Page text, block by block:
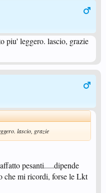
piu' leggero. lascio, grazie
lascio, grazie
pesanti.....dipende
che mi ricordi, forse le Lkt